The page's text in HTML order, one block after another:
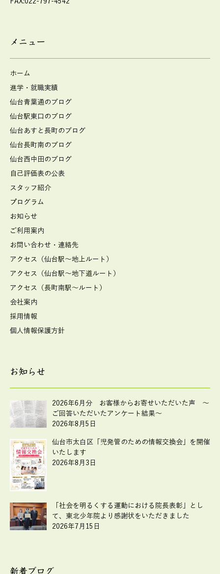
メニュー
ホーム
進学・就職実績
仙台青葉通のブログ
仙台駅東口のブログ
仙台あすと長町のブログ
仙台長町南のブログ
仙台西中田のブログ
自己評価表の公表
スタッフ紹介
プログラム
お知らせ
ご利用案内
お問い合わせ・連絡先
アクセス（仙台駅～地上ルート）
アクセス（仙台駅～地下道ルート）
アクセス（長町南駅～ルート）
会社案内
採用情報
個人情報保護方針
お知らせ
2026年6月分 お客様からお寄せいただいた声 ～
ご回答いただいたアンケート結果～
2026年8月5日
仙台市太白区「児発管のための情報交換会」を開催
いたします
2026年8月3日
「社会を明るくする運動における院長表彰」とし
て、東北少年院より感謝状をいただきました
2026年7月15日
新着ブログ